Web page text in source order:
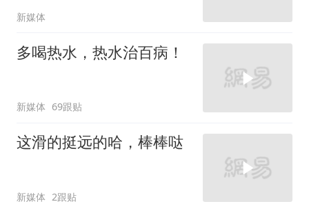
新媒体
多喝热水，热水治百病！
新媒体 69跟贴
这滑的挺远的哈，棒棒哒
新媒体 2跟贴